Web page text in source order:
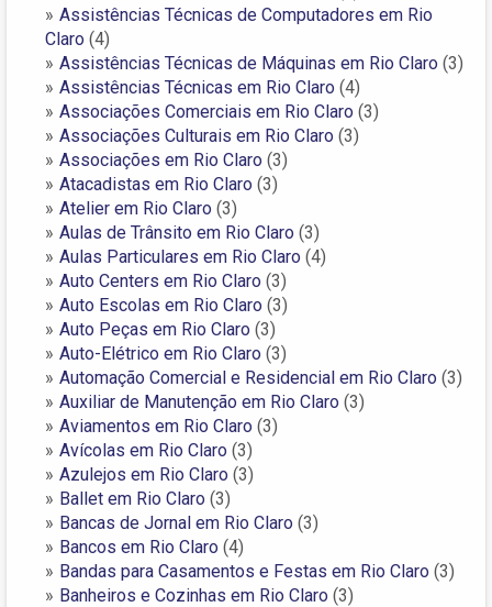
Assistências Técnicas de Computadores em Rio
Claro (4)
Assistências Técnicas de Máquinas em Rio Claro (3)
Assistências Técnicas em Rio Claro (4)
Associações Comerciais em Rio Claro (3)
Associações Culturais em Rio Claro (3)
Associações em Rio Claro (3)
Atacadistas em Rio Claro (3)
Atelier em Rio Claro (3)
Aulas de Trânsito em Rio Claro (3)
Aulas Particulares em Rio Claro (4)
Auto Centers em Rio Claro (3)
Auto Escolas em Rio Claro (3)
Auto Peças em Rio Claro (3)
Auto-Elétrico em Rio Claro (3)
Automação Comercial e Residencial em Rio Claro (3)
Auxiliar de Manutenção em Rio Claro (3)
Aviamentos em Rio Claro (3)
Avícolas em Rio Claro (3)
Azulejos em Rio Claro (3)
Ballet em Rio Claro (3)
Bancas de Jornal em Rio Claro (3)
Bancos em Rio Claro (4)
Bandas para Casamentos e Festas em Rio Claro (3)
Banheiros e Cozinhas em Rio Claro (3)